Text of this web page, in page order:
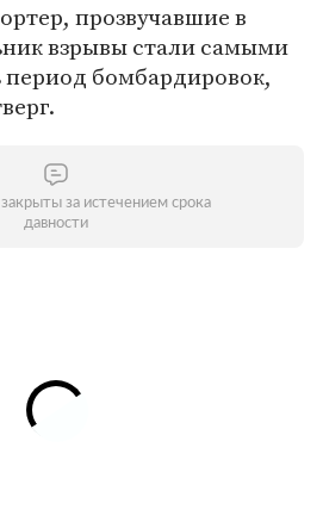
прозвучавшие в
взрывы стали самыми
бомбардировок,
за истечением срока
давности